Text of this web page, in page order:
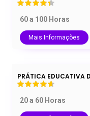
60 a 100 Horas
Mais Informações
PRÁTICA EDUCATIVA
20 a 60 Horas